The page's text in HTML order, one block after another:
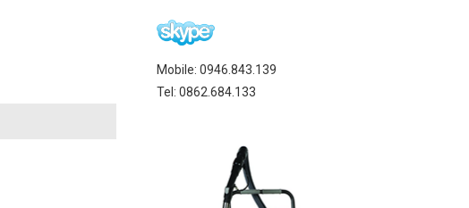
Mobile: 0946.843.139
Tel: 0862.684.133